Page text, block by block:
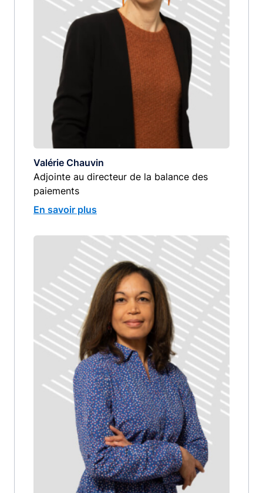
Valérie Chauvin
Adjointe au directeur de la balance des
paiements
En savoir plus
image